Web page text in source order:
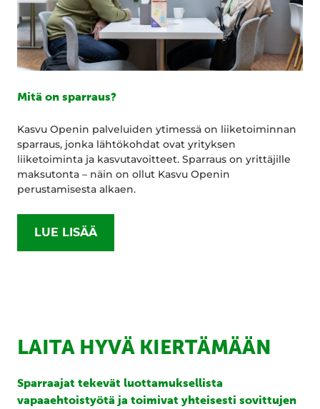
Mitä on sparraus?
Kasvu Openin palveluiden ytimessä on liiketoiminnan
sparraus, jonka lähtökohdat ovat yrityksen
liiketoiminta ja kasvutavoitteet. Sparraus on yrittäjille
maksutonta – näin on ollut Kasvu Openin
perustamisesta alkaen.
LUE LISÄÄ
LAITA HYVÄ KIERTÄMÄÄN
Sparraajat tekevät luottamuksellista
vapaaehtoistyötä ja toimivat yhteisesti sovittujen